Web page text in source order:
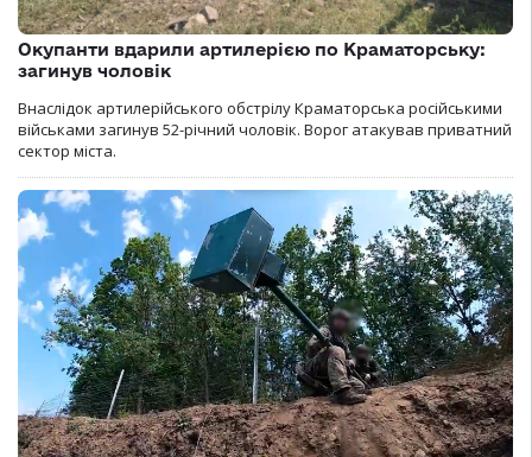
Окупанти вдарили артилерією по Краматорську:
загинув чоловік
Внаслідок артилерійського обстрілу Краматорська російськими
військами загинув 52-річний чоловік. Ворог атакував приватний
сектор міста.